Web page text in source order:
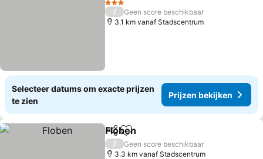
3 Sterren
/
Geen score beschikbaar
3.1 km vanaf Stadscentrum
Selecteer datums om exacte prijzen
te zien
Prijzen bekijken
DelenToevoegen aan favorieten
Floben
/
Geen score beschikbaar
3.3 km vanaf Stadscentrum